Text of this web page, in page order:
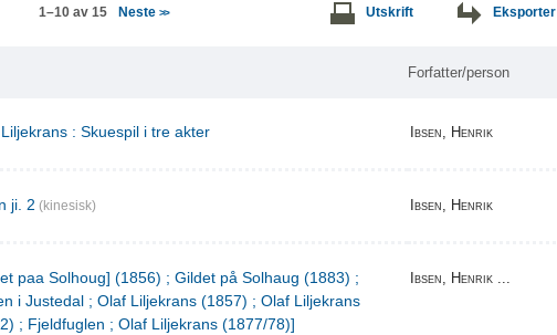
1–10 av 15 Neste>> Utskrift Eksporter
Forfatter/person
: Skuespil i tre akter Ibsen, Henrik
ji. 2 (kinesisk) Ibsen, Henrik
paa Solhoug] (1856) ; Gildet på Solhaug (1883) ;
i Justedal ; Olaf Liljekrans (1857) ; Olaf Liljekrans
; Fjeldfuglen ; Olaf Liljekrans (1877/78)]
Ibsen, Henrik ...